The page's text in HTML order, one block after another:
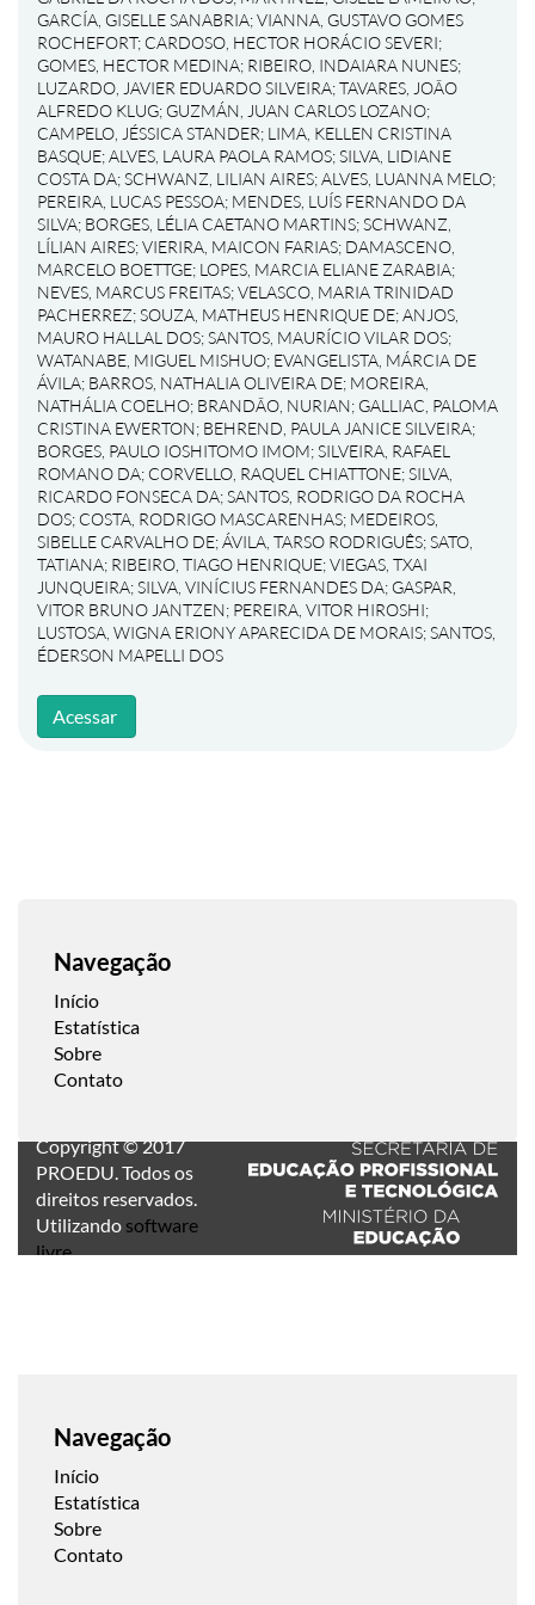
GARCÍA, GISELLE SANABRIA;VIANNA, GUSTAVO GOMES
ROCHEFORT; CARDOSO, HECTOR HORÁCIO SEVERI;
GOMES, HECTOR MEDINA; RIBEIRO, INDAIARA NUNES;
LUZARDO, JAVIER EDUARDO SILVEIRA;TAVARES, JOÃO
ALFREDO KLUG; GUZMÁN, JUAN CARLOS LOZANO;
CAMPELO, JÉSSICA STANDER; LIMA, KELLEN CRISTINA
BASQUE;ALVES, LAURA PAOLA RAMOS;SILVA, LIDIANE
COSTA DA;SCHWANZ, LILIAN AIRES;ALVES, LUANNA MELO;
PEREIRA, LUCAS PESSOA; MENDES, LUÍS FERNANDO DA
SILVA; BORGES, LÉLIA CAETANO MARTINS;SCHWANZ,
LÍLIAN AIRES;VIERIRA, MAICON FARIAS; DAMASCENO,
MARCELO BOETTGE; LOPES, MARCIA ELIANE ZARABIA;
NEVES, MARCUS FREITAS;VELASCO, MARIA TRINIDAD
PACHERREZ;SOUZA, MATHEUS HENRIQUE DE;ANJOS,
MAURO HALLAL DOS;SANTOS, MAURÍCIO VILAR DOS;
WATANABE, MIGUEL MISHUO; EVANGELISTA, MÁRCIA DE
ÁVILA; BARROS, NATHALIA OLIVEIRA DE; MOREIRA,
NATHÁLIA COELHO; BRANDÃO, NURIAN; GALLIAC, PALOMA
CRISTINA EWERTON; BEHREND, PAULA JANICE SILVEIRA;
BORGES, PAULO IOSHITOMO IMOM;SILVEIRA, RAFAEL
ROMANO DA; CORVELLO, RAQUEL CHIATTONE;SILVA,
RICARDO FONSECA DA;SANTOS, RODRIGO DA ROCHA
DOS; COSTA, RODRIGO MASCARENHAS; MEDEIROS,
SIBELLE CARVALHO DE;ÁVILA, TARSO RODRIGUÊS;SATO,
TATIANA; RIBEIRO, TIAGO HENRIQUE;VIEGAS, TXAI
JUNQUEIRA;SILVA, VINÍCIUS FERNANDES DA; GASPAR,
VITOR BRUNO JANTZEN; PEREIRA, VITOR HIROSHI;
LUSTOSA, WIGNA ERIONY APARECIDA DE MORAIS;SANTOS,
ÉDERSON MAPELLI DOS
Acessar
Navegação
Início
Estatística
Sobre
Contato
Copyright © 2017
PROEDU. Todos os
direitos reservados.
Utilizando software
livre.
Navegação
Início
Estatística
Sobre
Contato